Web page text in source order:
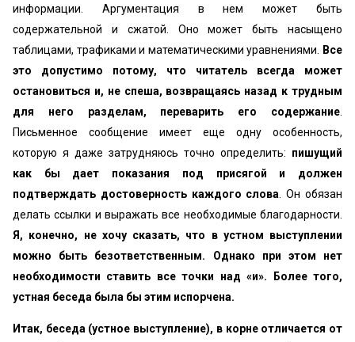
информации. Аргументация в нем может быть
содержательной и сжатой. Оно может быть насыщено
таблицами, трафиками и математическими уравнениями. Все
это допустимо потому, что читатель всегда может
остановиться и, не спеша, возвращаясь назад к трудным
для него разделам, переварить его содержание.
Письменное сообщение имеет еще одну особенность,
которую я даже затрудняюсь точно определить: пишущий
как бы дает показания под присягой и должен
подтверждать достоверность каждого слова. Он обязан
делать ссылки и выражать все необходимые благодарности.
Я, конечно, не хочу сказать, что в устном выступлении
можно быть безответственным. Однако при этом нет
необходимости ставить все точки над «и». Более того,
устная беседа была бы этим испорчена.
Итак, беседа (устное выступление), в корне отличается от